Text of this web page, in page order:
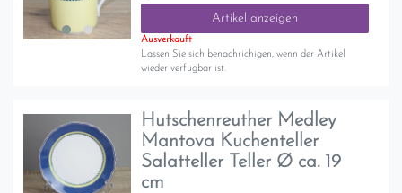
Artikel anzeigen
Ausverkauft
Lassen Sie sich benachrichigen, wenn der Artikel
wieder verfügbar ist.
Hutschenreuther Medley
Mantova Kuchenteller
Salatteller Teller Ø ca. 19
cm